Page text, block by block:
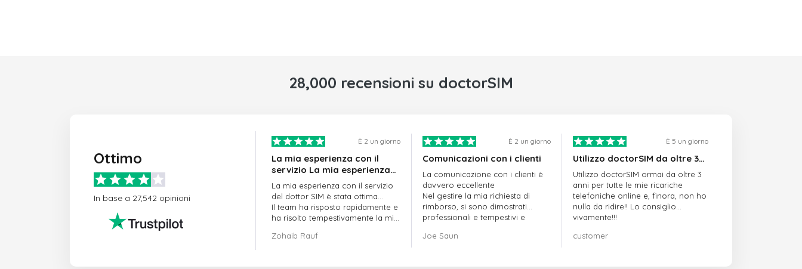
28,000 recensioni su doctorSIM
Ottimo
In base a 27,542 opinioni
È 2 un giorno
La mia esperienza con il
servizio La mia esperienza
con il servizio offerto da
doctorSIM è stata ottima.
La mia esperienza con il servizio
del dottor SIM è stata ottima...
Il team ha risposto rapidamente e
ha risolto tempestivamente la mia
Nel complesso, sono davvero
Zohaib Rauf
È 2 un giorno
Comunicazioni con i clienti
La comunicazione con i clienti è
davvero eccellente
Nel gestire la mia richiesta di
rimborso, si sono dimostrati
professionali e tempestivi e
Joe Saun
È 5 un giorno
Utilizzo doctorSIM da oltre 3…
Utilizzo doctorSIM ormai da oltre 3
anni per tutte le mie ricariche
telefoniche online e, finora, non ho
nulla da ridire!! Lo consiglio
vivamente!!!
customer